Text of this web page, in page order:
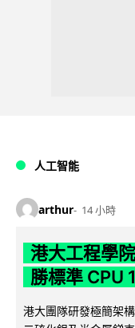
人工智能
arthur 14 小時
港大工程學
勝標準 CPU
港大團隊研發極簡架